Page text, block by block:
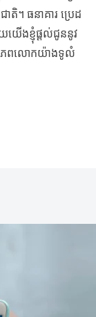
ាតិ។ ធនាគារ ប្រេដ
យើងខ្ញុំផ្តល់ជូននូវ
ពិភពលោកយ៉ាងទូលំ